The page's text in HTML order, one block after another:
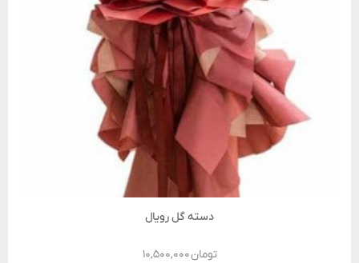
دسته گل رویال
۱۰,۵۰۰,۰۰۰تومان